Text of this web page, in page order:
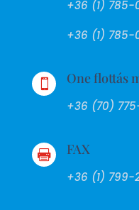
+36 (1) 785-
+36 (1) 785-
 One flottás
+36 (70)
 FAX
+36 (1) 799-